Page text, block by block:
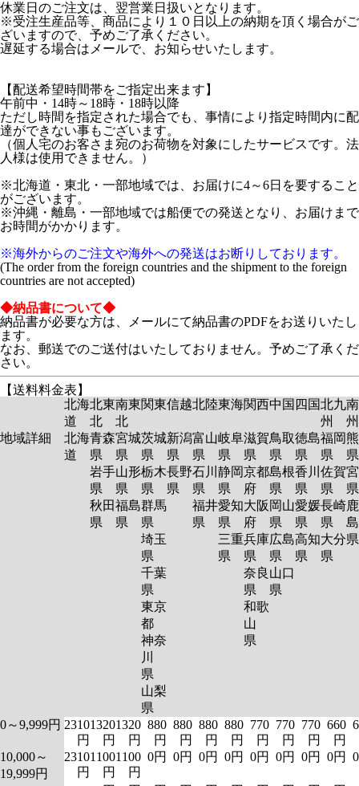
休業日のご注文は、翌営業日扱いとなります。
※受注生産品等、商品により１０日以上の納期を頂く場合がご
ざいますので、予めご了承ください。
遅延する場合はメールで、お知らせいたします。
【配送希望時間帯をご指定出来ます】
午前中・14時～18時・18時以降
ただし時間を指定された場合でも、事情により指定時間内に配
達ができない事もございます。
（個人宅のお客さま宛のお荷物を対象にしたサービスです。法
人様は使用できません。）
※北海道・東北・一部地域では、お届けに4～6日を要すること
がございます。
※沖縄・離島・一部地域では船便での発送となり、お届けまで
お時間がかかります。
※海外からのご注文や海外への発送はお断りしております。
(The order from the foreign countries and the shipment to the foreign
countries are not accepted)
◆納品書について◆
納品書が必要な方は、メールにて納品書のPDFをお送りいたし
ます。
なお、郵送でのご送付はいたしておりません。予めご了承くだ
さい。
【送料料金表】
北海
道
北東
北
南東
北
関東信越北陸東海関西中国 四国北九
州
州
地域詳細
北海
道
青森
県
岩手
県
秋田
県
宮城
県
山形
県
福島
県
茨城
県
栃木
県
群馬
県
埼玉
県
千葉
県
東京
都
神奈
川
県
山梨
県
新潟
県
長野
県
富山
県
石川
県
福井
県
岐阜
県
静岡
県
愛知
県
三重
県
滋賀
県
京都
府
大阪
府
兵庫
県
奈良
県
和歌
山
県
鳥取
県
島根
県
岡山
県
広島
県
山口
県
徳島
県
香川
県
愛媛
県
高知
県
福岡
県
佐賀
県
長崎
県
大分
県
島
0～9,999円 2310
円
1320
円
1320
円
880
円
880
円
880
円
880
円
770
円
770
円
770
円
660
円
10,000～
19,999円
2310
円
1100
円
1100
円
0円 0円 0円 0円 0円 0円 0円 0円